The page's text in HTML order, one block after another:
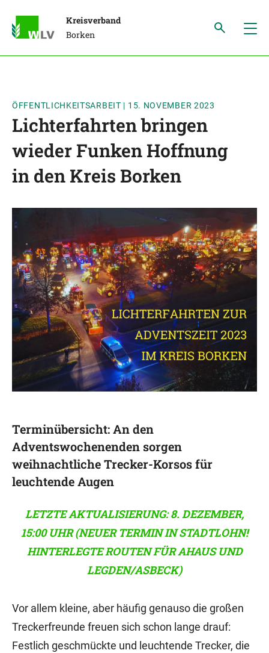
Kreisverband
Borken
ÖFFENTLICHKEITSARBEIT | 15. NOVEMBER 2023
Lichterfahrten bringen
wieder Funken Hoffnung
in den Kreis Borken
Terminübersicht: An den
Adventswochenenden sorgen
weihnachtliche Trecker-Korsos für
leuchtende Augen
LETZTE AKTUALISIERUNG: 8. DEZEMBER,
15:00 UHR (NEUER TERMIN IN STADTLOHN!
HINTERLEGTE ROUTEN FÜR AHAUS UND
LEGDEN/ASBECK)
Vor allem kleine, aber häufig genauso die großen
Treckerfreunde freuen sich schon lange drauf:
Festlich geschmückte und leuchtende Trecker, die